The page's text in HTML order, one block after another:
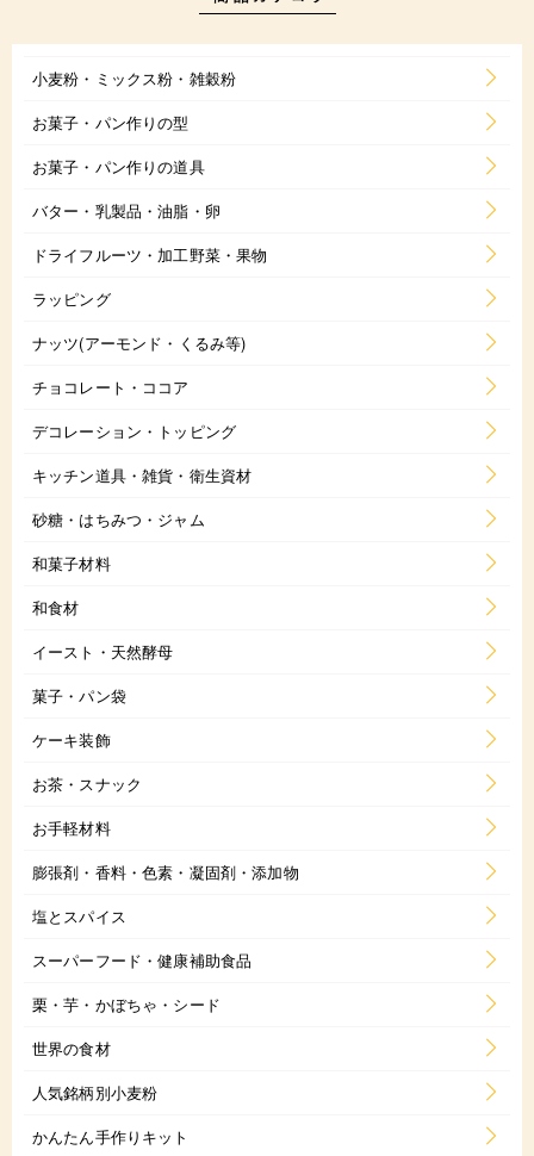
小麦粉・ミックス粉・雑穀粉
お菓子・パン作りの型
お菓子・パン作りの道具
バター・乳製品・油脂・卵
ドライフルーツ・加工野菜・果物
ラッピング
ナッツ(アーモンド・くるみ等)
チョコレート・ココア
デコレーション・トッピング
キッチン道具・雑貨・衛生資材
砂糖・はちみつ・ジャム
和菓子材料
和食材
イースト・天然酵母
菓子・パン袋
ケーキ装飾
お茶・スナック
お手軽材料
膨張剤・香料・色素・凝固剤・添加物
塩とスパイス
スーパーフード・健康補助食品
栗・芋・かぼちゃ・シード
世界の食材
人気銘柄別小麦粉
かんたん手作りキット